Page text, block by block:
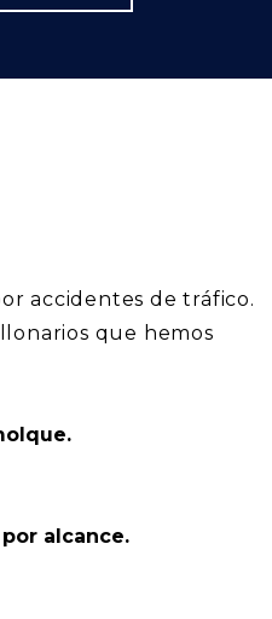
accidentes de tráfico.
que hemos
alcance.